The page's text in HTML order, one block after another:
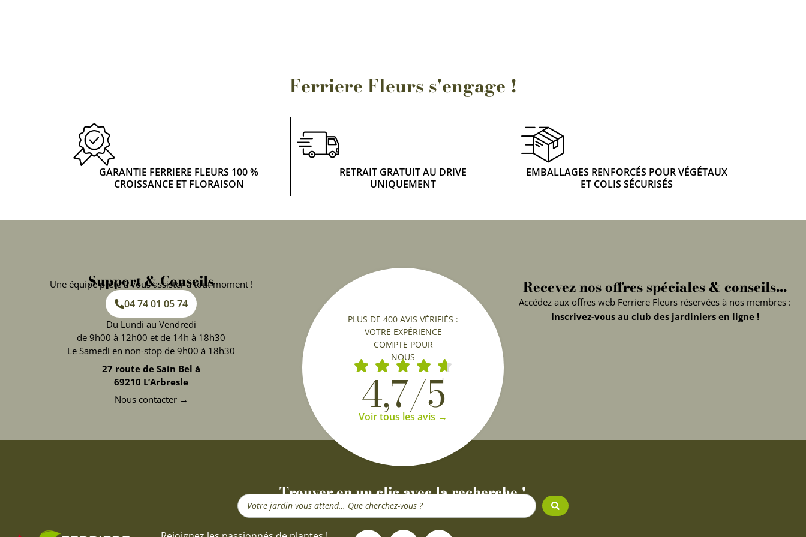
Bulbes du Potager
Ferriere Fleurs s'engage !
GARANTIE FERRIERE FLEURS 100 %
CROISSANCE ET FLORAISON
RETRAIT GRATUIT AU DRIVE
UNIQUEMENT
EMBALLAGES RENFORCÉS POUR VÉGÉTAUX
ET COLIS SÉCURISÉS
Support & Conseils
Une équipe prête à vous assister à tout moment !
04 74 01 05 74
Du Lundi au Vendredi
de 9h00 à 12h00 et de 14h à 18h30
Le Samedi en non-stop de 9h00 à 18h30
27 route de Sain Bel à
69210 L’Arbresle
Nous contacter →
PLUS DE 400 AVIS VÉRIFIÉS :
VOTRE EXPÉRIENCE
COMPTE POUR
NOUS
4,7/5
Voir tous les avis →
Recevez nos offres spéciales & conseils...
Accédez aux offres web Ferriere Fleurs réservées à nos membres :
Inscrivez-vous au club des jardiniers en ligne !
Trouver en un clic avec la recherche !
Search
...